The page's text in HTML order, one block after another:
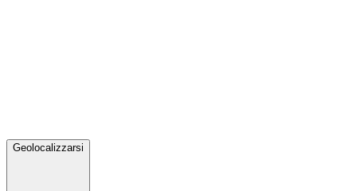
Geolocalizzarsi